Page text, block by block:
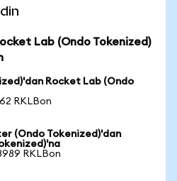
Lab (Ondo Tokenized)
Rocket Lab (Ondo
RKLBon
(Ondo Tokenized)'dan
RKLBon